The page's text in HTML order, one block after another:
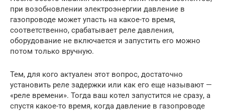
при возобновлении электроэнергии давление в
газопроводе может упасть на какое-то время,
соответственно, срабатывает реле давления,
оборудование не включается и запустить его можно
потом только вручную.
Тем, для кого актуален этот вопрос, достаточно
установить реле задержки или как его еще называют —
«реле времени». Тогда ваш котел запустится не сразу, а
спустя какое-то время, когда давление в газопроводе